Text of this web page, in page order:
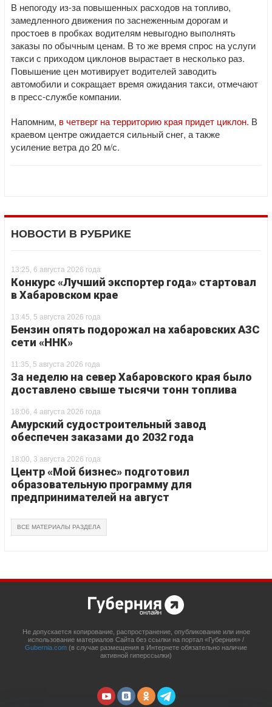
В непогоду из-за повышенных расходов на топливо,
замедленного движения по заснеженным дорогам и
простоев в пробках водителям невыгодно выполнять
заказы по обычным ценам. В то же время спрос на услуги
такси с приходом циклонов вырастает в несколько раз.
Повышение цен мотивирует водителей заводить
автомобили и сокращает время ожидания такси, отмечают
в пресс-службе компании.
Напомним, в четверг на территорию края придет циклон. В
краевом центре ожидается сильный снег, а также
усиление ветра до 20 м/с.
НОВОСТИ В РУБРИКЕ
13:25, 6 августа 2026 года
Конкурс «Лучший экспортер года» стартовал
в Хабаровском крае
13:45, 5 августа 2026 года
Бензин опять подорожал на хабаровских АЗС
сети «ННК»
11:35, 5 августа 2026 года
За неделю на север Хабаровского края было
доставлено свыше тысячи тонн топлива
18:06, 4 августа 2026 года
Амурский судостроительный завод
обеспечен заказами до 2032 года
18:00, 3 августа 2026 года
Центр «Мой бизнес» подготовил
образовательную программу для
предпринимателей на август
ВСЕ МАТЕРИАЛЫ РАЗДЕЛА
Не допускается копирование, распространение, опубликование или иное
использование материалов Сайта без ссылки на портал «Губерния» /
Gubernia.com (в случае размещения в Интернете обязательно наличие
активной гиперссылки)